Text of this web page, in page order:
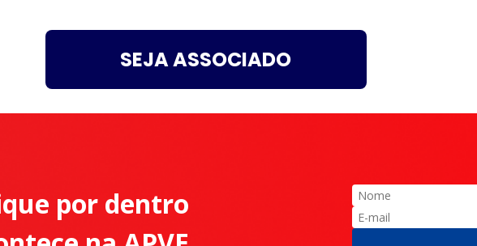
SEJA ASSOCIADO
por dentro